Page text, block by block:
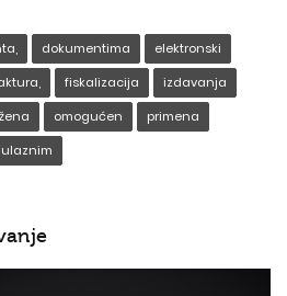
dokumentima
elektronski
fiskalizacija
izdavanja
omogućen
primena
ulaznim